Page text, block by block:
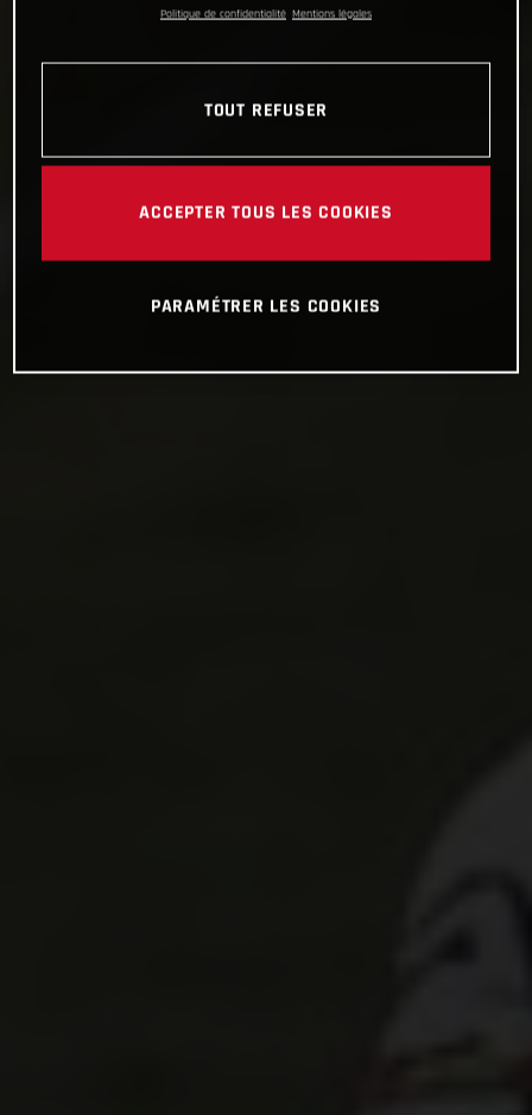
Politique de confidentialité Mentions légales
TOUT REFUSER
ACCEPTER TOUS LES COOKIES
PARAMÉTRER LES COOKIES